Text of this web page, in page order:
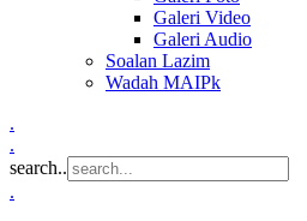
Galeri Video
Galeri Audio
Soalan Lazim
Wadah MAIPk
.
.
search..
.